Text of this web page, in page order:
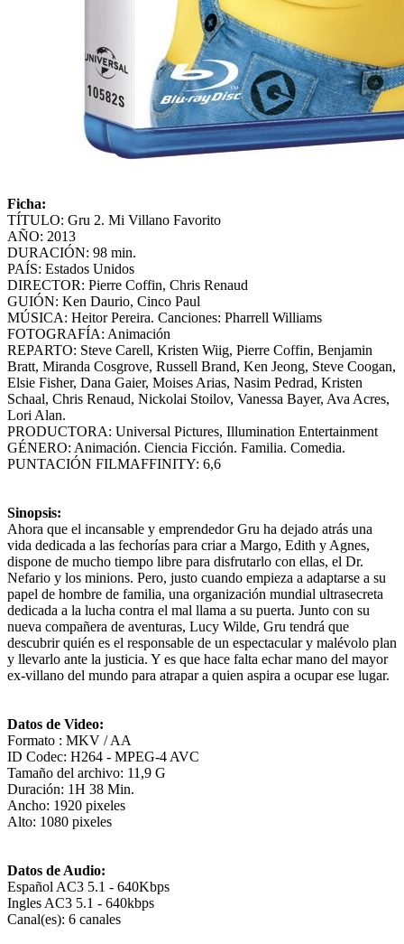
Ficha:
TÍTULO: Gru 2. Mi Villano Favorito
AÑO: 2013
DURACIÓN: 98 min.
PAÍS: Estados Unidos
DIRECTOR: Pierre Coffin, Chris Renaud
GUIÓN: Ken Daurio, Cinco Paul
MÚSICA: Heitor Pereira. Canciones: Pharrell Williams
FOTOGRAFÍA: Animación
REPARTO: Steve Carell, Kristen Wiig, Pierre Coffin, Benjamin
Bratt, Miranda Cosgrove, Russell Brand, Ken Jeong, Steve Coogan,
Elsie Fisher, Dana Gaier, Moises Arias, Nasim Pedrad, Kristen
Schaal, Chris Renaud, Nickolai Stoilov, Vanessa Bayer, Ava Acres,
Lori Alan.
PRODUCTORA: Universal Pictures, Illumination Entertainment
GÉNERO: Animación. Ciencia Ficción. Familia. Comedia.
PUNTACIÓN FILMAFFINITY: 6,6
Sinopsis:
Ahora que el incansable y emprendedor Gru ha dejado atrás una
vida dedicada a las fechorías para criar a Margo, Edith y Agnes,
dispone de mucho tiempo libre para disfrutarlo con ellas, el Dr.
Nefario y los minions. Pero, justo cuando empieza a adaptarse a su
papel de hombre de familia, una organización mundial ultrasecreta
dedicada a la lucha contra el mal llama a su puerta. Junto con su
nueva compañera de aventuras, Lucy Wilde, Gru tendrá que
descubrir quién es el responsable de un espectacular y malévolo plan
y llevarlo ante la justicia. Y es que hace falta echar mano del mayor
ex-villano del mundo para atrapar a quien aspira a ocupar ese lugar.
Datos de Video:
Formato : MKV / AA
ID Codec: H264 - MPEG-4 AVC
Tamaño del archivo: 11,9 G
Duración: 1H 38 Min.
Ancho: 1920 pixeles
Alto: 1080 pixeles
Datos de Audio:
Español AC3 5.1 - 640Kbps
Ingles AC3 5.1 - 640kbps
Canal(es): 6 canales